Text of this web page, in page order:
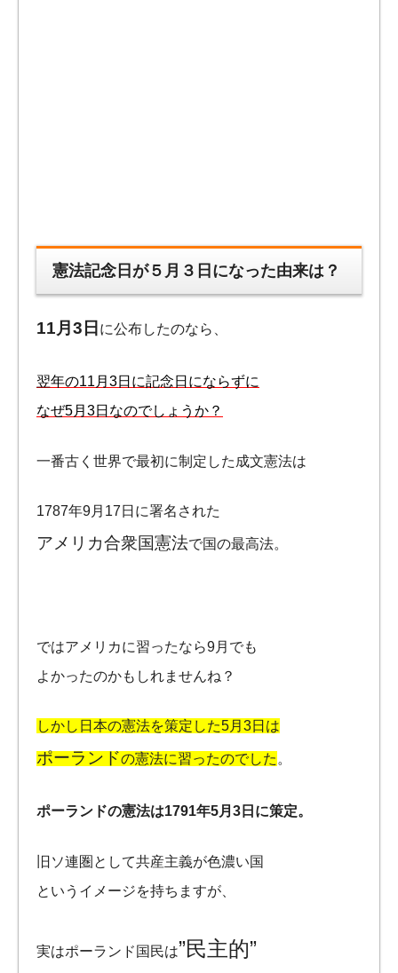
憲法記念日が５月３日になった由来は？
11月3日 に公布したのなら、
翌年の11月3日に記念日にならずに
なぜ5月3日なのでしょうか？
一番古く世界で最初に制定した成文憲法は
1787年9月17日に署名された
アメリカ合衆国憲法で国の最高法。
ではアメリカに習ったなら9月でも
よかったのかもしれませんね？
しかし日本の憲法を策定した5月3日は
ポーランドの憲法に習ったのでした 。
ポーランドの憲法は1791年5月3日に策定。
旧ソ連圏として共産主義が色濃い国
というイメージを持ちますが、
実はポーランド国民は”民主的”